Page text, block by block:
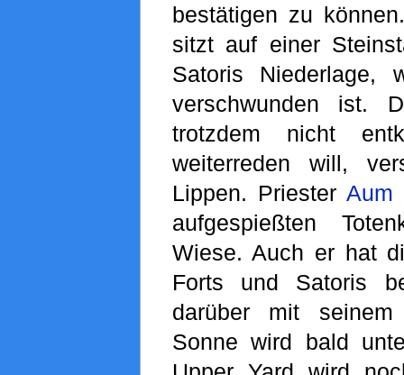
bestätigen zu
sitzt auf einer
Satoris Niederlage,
verschwunden ist.
trotzdem nicht
weiterreden will,
Lippen. Priester Aum
aufgespießten
Wiese. Auch er hat
Forts und Satoris
darüber mit
Sonne wird bald